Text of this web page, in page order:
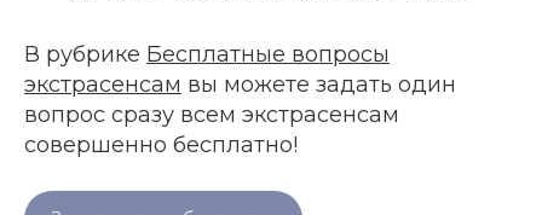
В рубрике Бесплатные вопросы
экстрасенсам вы можете задать один
вопрос сразу всем экстрасенсам
совершенно бесплатно!